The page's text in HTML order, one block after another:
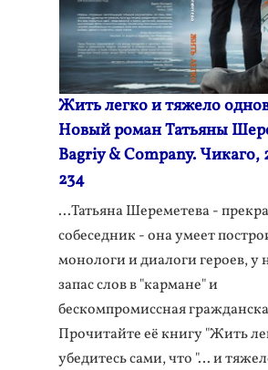
Жить легко и тяжело
Новый роман Татьяны
Bagriy & Company. Чикаго,
234
...Татьяна Шереметева -
собеседник - она умеет
монологи и диалоги героев, у
запас слов в "кармане" и
бескомпромиссная
Прочитайте её книгу "Жить
убедитесь сами, что "… и